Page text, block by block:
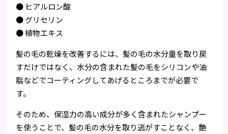
● ヒアルロン酸
● グリセリン
● 植物エキス
髪の毛の乾燥を改善するには、髪の毛の水分量を取り戻
すだけではなく、水分の含まれた髪の毛をシリコンや油
脂などでコーティングしてあげるところまでが必要で
す。
そのため、保湿力の高い成分が多く含まれたシャンプー
を使うことで、髪の毛の水分を取り逃がすことなく、艶